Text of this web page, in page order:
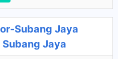
Subang Jaya
Subang Jaya